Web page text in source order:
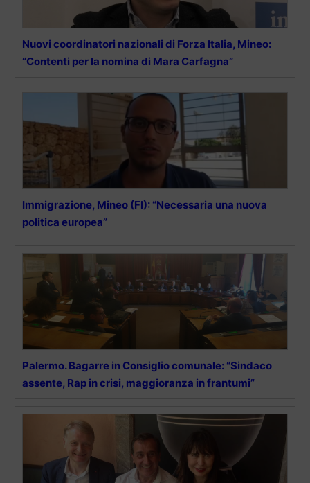
Nuovi coordinatori nazionali di Forza Italia, Mineo:
“Contenti per la nomina di Mara Carfagna”
Immigrazione, Mineo (FI): “Necessaria una nuova
politica europea”
Palermo. Bagarre in Consiglio comunale: “Sindaco
assente, Rap in crisi, maggioranza in frantumi”